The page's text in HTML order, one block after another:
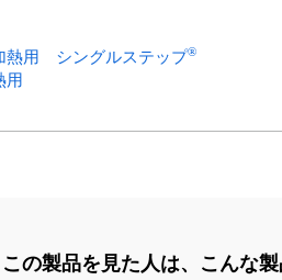
熱用 シングルステップ®
用
この製品を見た人は、 こんな